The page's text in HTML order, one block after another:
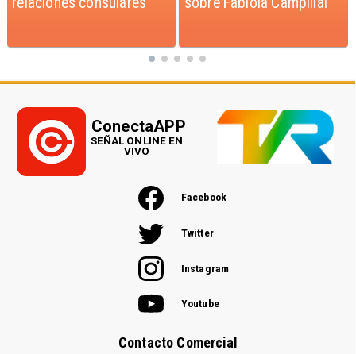
Facebook
Twitter
Instagram
Youtube
Contacto Comercial
ConectaAPP
SEÑAL ONLINE EN
VIVO